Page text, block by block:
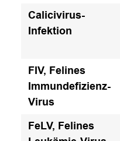
Calicivirus-
Infektion
FIV, Felines
Immundefizienz-
Virus
FeLV, Felines